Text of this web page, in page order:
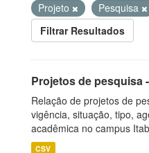
Projeto
Pesquisa
Filtrar Resultados
Projetos de pesquisa
Relação de projetos de
vigência, situação, tipo,
acadêmica no campus
CSV